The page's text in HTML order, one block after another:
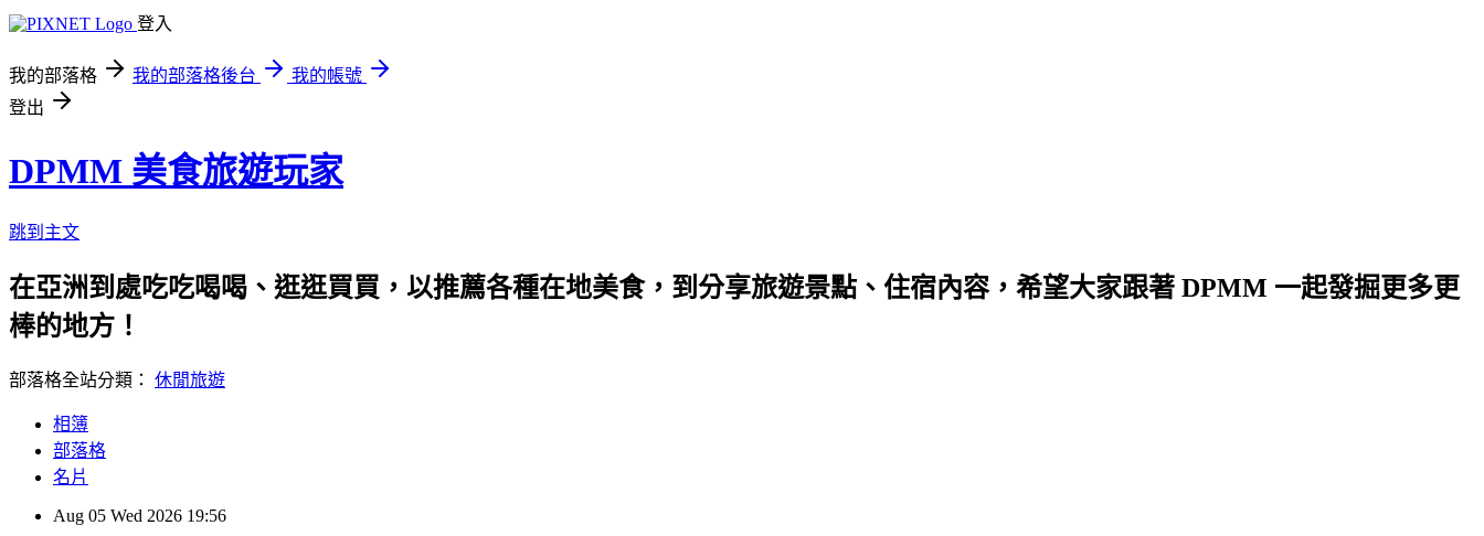
登入
我的部落格 我的部落格後台
我的帳號
登出
DPMM 美食旅遊玩家
跳到主文
在亞洲到處吃吃喝喝、逛逛買買，以推薦各種在地美食，到分享旅遊景點、住宿內容，希望大家跟著 DPMM 一起發掘更多更
棒的地方！
部落格全站分類： 休閒旅遊
相簿
部落格
名片
Aug 05 Wed 2026 19:56